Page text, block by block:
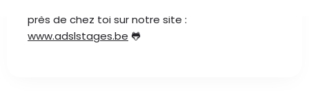
près de chez toi sur notre site :
www.adslstages.be 🐸